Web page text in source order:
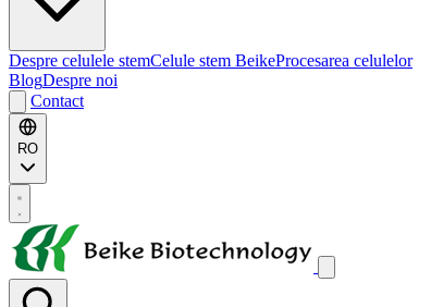
Despre celulele stemCelule stem BeikeProcesarea celulelor
BlogDespre noi
Contact
RO